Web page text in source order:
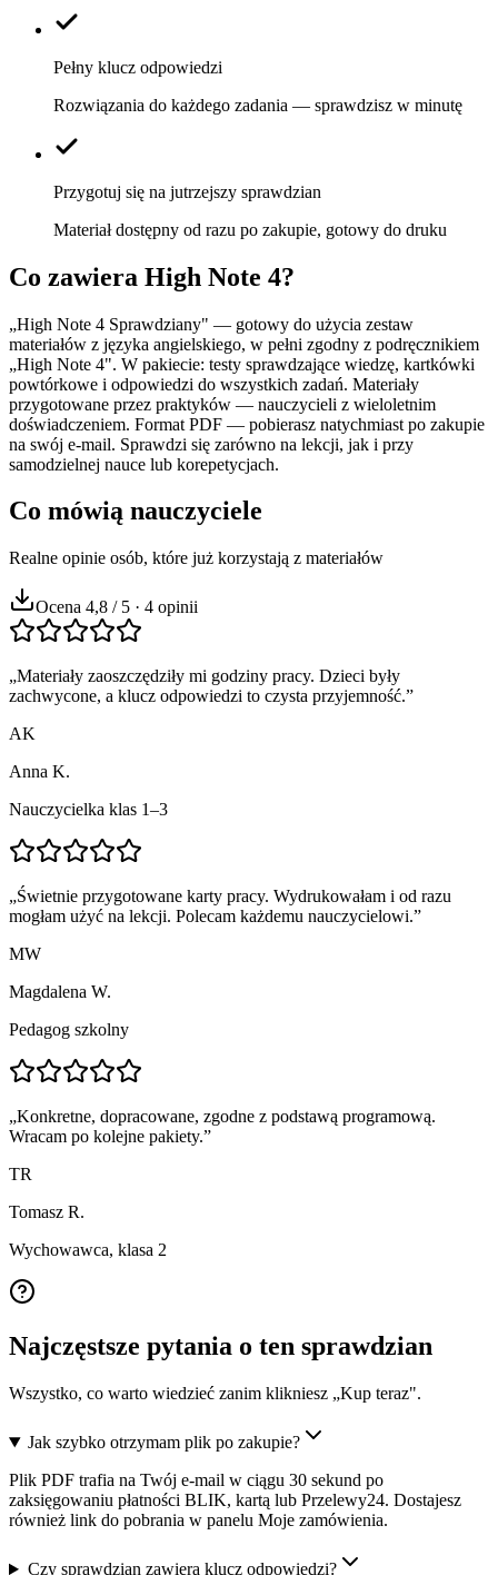
Pełny klucz odpowiedzi
Rozwiązania do każdego zadania — sprawdzisz w minutę
Przygotuj się na jutrzejszy sprawdzian
Materiał dostępny od razu po zakupie, gotowy do druku
Co zawiera High Note 4?
„High Note 4 Sprawdziany" — gotowy do użycia zestaw
materiałów z języka angielskiego, w pełni zgodny z podręcznikiem
„High Note 4". W pakiecie: testy sprawdzające wiedzę, kartkówki
powtórkowe i odpowiedzi do wszystkich zadań. Materiały
przygotowane przez praktyków — nauczycieli z wieloletnim
doświadczeniem. Format PDF — pobierasz natychmiast po zakupie
na swój e-mail. Sprawdzi się zarówno na lekcji, jak i przy
samodzielnej nauce lub korepetycjach.
Co mówią nauczyciele
Realne opinie osób, które już korzystają z materiałów
Ocena 4,8 / 5 · 4 opinii
„Materiały zaoszczędziły mi godziny pracy. Dzieci były
zachwycone, a klucz odpowiedzi to czysta przyjemność.”
AK
Anna K.
Nauczycielka klas 1–3
„Świetnie przygotowane karty pracy. Wydrukowałam i od razu
mogłam użyć na lekcji. Polecam każdemu nauczycielowi.”
MW
Magdalena W.
Pedagog szkolny
„Konkretne, dopracowane, zgodne z podstawą programową.
Wracam po kolejne pakiety.”
TR
Tomasz R.
Wychowawca, klasa 2
Najczęstsze pytania o ten sprawdzian
Wszystko, co warto wiedzieć zanim klikniesz „Kup teraz".
Jak szybko otrzymam plik po zakupie?
Plik PDF trafia na Twój e-mail w ciągu 30 sekund po
zaksięgowaniu płatności BLIK, kartą lub Przelewy24. Dostajesz
również link do pobrania w panelu Moje zamówienia.
Czy sprawdzian zawiera klucz odpowiedzi?